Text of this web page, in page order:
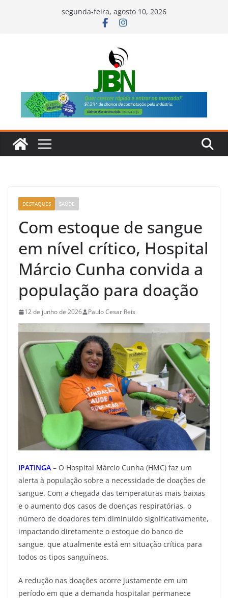
segunda-feira, agosto 10, 2026
DESTAQUES SAÚDE
Com estoque de sangue
em nível crítico, Hospital
Márcio Cunha convida a
população para doação
12 de junho de 2026 Paulo Cesar Reis
IPATINGA – O Hospital Márcio Cunha (HMC) faz um
alerta à população sobre a necessidade de doações de
sangue. Com a chegada das temperaturas mais baixas
e o aumento dos casos de doenças respiratórias, o
número de doadores tem diminuído significativamente,
impactando diretamente o estoque do banco de
sangue, que atualmente está em situação crítica para
todos os tipos sanguíneos.
A redução nas doações ocorre justamente em um
período em que a demanda hospitalar permanece